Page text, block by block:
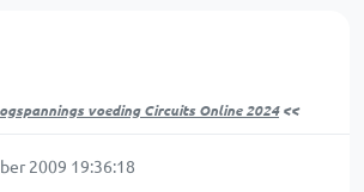
voeding Circuits Online 2024<<
2009 19:36:18